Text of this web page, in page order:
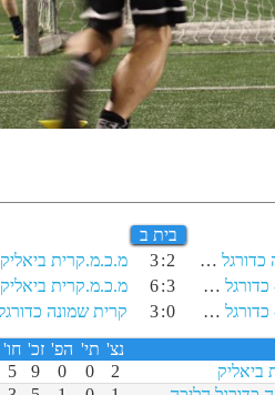
בית ב
קרית שמונה כדורגל הליכה
2
:
3
מ.כ.מ.קרית ביאליק
מטה אשר - כדורגל הליכה
3
:
6
מ.כ.מ.קרית ביאליק
מטה אשר - כדורגל הליכה
0
:
3
נצ' תי' הפ' זכ' חו'
ביאליק
2
0
0
9
5